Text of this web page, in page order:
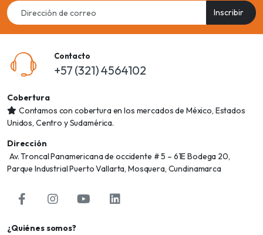
Email
address
Inscribir
Contacto
+57 (321) 4564102
Cobertura
Contamos con cobertura en los mercados de México, Estados
Unidos, Centro y Sudamérica.
Dirección
Av. Troncal Panamericana de occidente # 5 – 61E Bodega 20,
Parque Industrial Puerto Vallarta, Mosquera, Cundinamarca
¿Quiénes somos?